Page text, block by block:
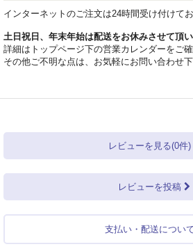
インターネットのご注文は24時間受け付けてお
土日祝日、年末年始は配送をお休みさせて頂い
詳細はトップページ下の営業カレンダーをご確
その他ご不明な点は、お気軽にお問い合わせ下
レビューを見る(0件)
レビューを投稿
支払い・配送につい